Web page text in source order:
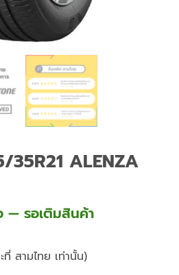
35R21 ALENZA
— รอเติมสินค้า
สามไทย เท่านั้น)